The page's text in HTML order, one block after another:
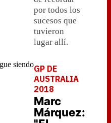
por todos los
sucesos que
tuvieron
lugar allí.
GP DE
AUSTRALIA
2018
Marc
Márquez: